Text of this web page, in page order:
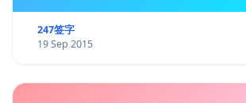
247签字
19 Sep 2015